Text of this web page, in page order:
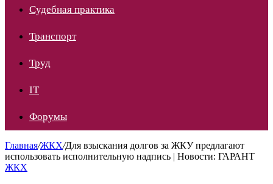
Судебная практика
Транспорт
Труд
IT
Форумы
Главная/ЖКХ/Для взыскания долгов за ЖКУ предлагают
использовать исполнительную надпись | Новости: ГАРАНТ
ЖКХ